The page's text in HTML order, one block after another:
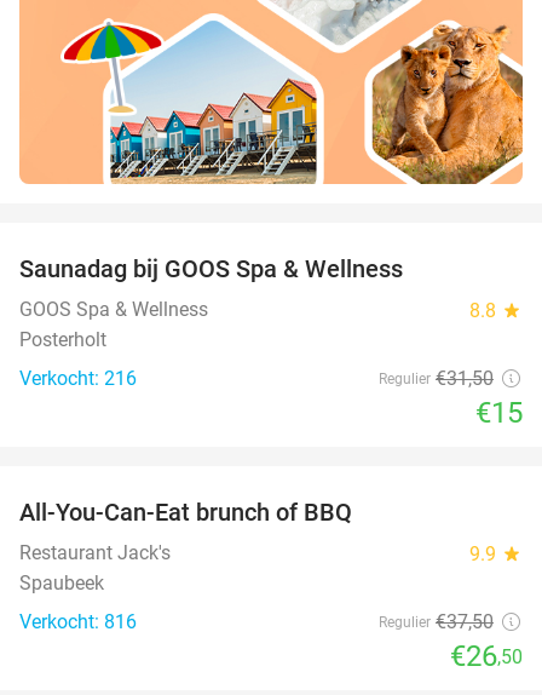
Saunadag bij GOOS Spa & Wellness
GOOS Spa & Wellness 8.8 star
Posterholt
Verkocht: 216
Regulier €31,50
€15
All-You-Can-Eat brunch of BBQ
Restaurant Jack's 9.9 star
Spaubeek
Verkocht: 816
Regulier €37,50
€26,50